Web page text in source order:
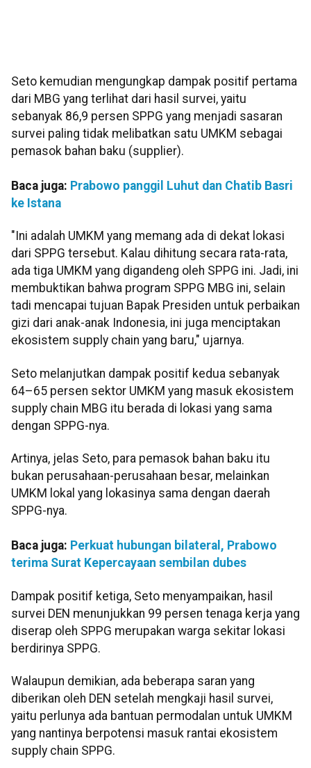
Seto kemudian mengungkap dampak positif pertama
dari MBG yang terlihat dari hasil survei, yaitu
sebanyak 86,9 persen SPPG yang menjadi sasaran
survei paling tidak melibatkan satu UMKM sebagai
pemasok bahan baku (supplier).
Baca juga: Prabowo panggil Luhut dan Chatib Basri
ke Istana
"Ini adalah UMKM yang memang ada di dekat lokasi
dari SPPG tersebut. Kalau dihitung secara rata-rata,
ada tiga UMKM yang digandeng oleh SPPG ini. Jadi, ini
membuktikan bahwa program SPPG MBG ini, selain
tadi mencapai tujuan Bapak Presiden untuk perbaikan
gizi dari anak-anak Indonesia, ini juga menciptakan
ekosistem supply chain yang baru," ujarnya.
Seto melanjutkan dampak positif kedua sebanyak
64–65 persen sektor UMKM yang masuk ekosistem
supply chain MBG itu berada di lokasi yang sama
dengan SPPG-nya.
Artinya, jelas Seto, para pemasok bahan baku itu
bukan perusahaan-perusahaan besar, melainkan
UMKM lokal yang lokasinya sama dengan daerah
SPPG-nya.
Baca juga: Perkuat hubungan bilateral, Prabowo
terima Surat Kepercayaan sembilan dubes
Dampak positif ketiga, Seto menyampaikan, hasil
survei DEN menunjukkan 99 persen tenaga kerja yang
diserap oleh SPPG merupakan warga sekitar lokasi
berdirinya SPPG.
Walaupun demikian, ada beberapa saran yang
diberikan oleh DEN setelah mengkaji hasil survei,
yaitu perlunya ada bantuan permodalan untuk UMKM
yang nantinya berpotensi masuk rantai ekosistem
supply chain SPPG.